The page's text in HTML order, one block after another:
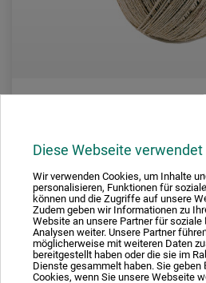
Diese Webseite verwendet
Wir verwenden Cookies, um Inhalte
personalisieren, Funktionen für
können und die Zugriffe auf unsere
Zudem geben wir Informationen zu
Website an unsere Partner für soziale
Analysen weiter. Unsere Partner
möglicherweise mit weiteren Daten
bereitgestellt haben oder die sie im
Dienste gesammelt haben. Sie geben
Cookies, wenn Sie unsere Webseite
Pakkebånd
66,00 DKK *